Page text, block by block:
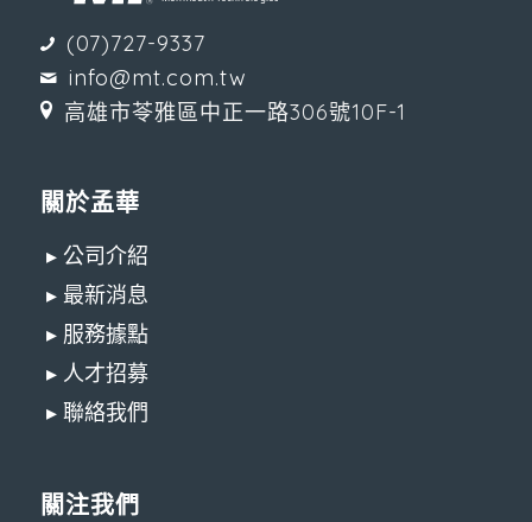
(07)727-9337
info@mt.com.tw
高雄市苓雅區中正一路306號10F-1
關於孟華
▸ 公司介紹
▸ 最新消息
▸ 服務據點
▸ 人才招募
▸ 聯絡我們
關注我們